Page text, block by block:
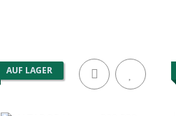
AUF LAGER